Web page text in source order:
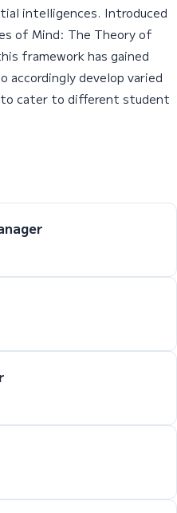
intelligences. Introduced
of Mind: The Theory of
framework has gained
accordingly develop varied
cater to different student